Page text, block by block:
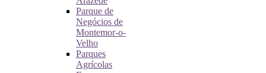
Parque de
Negócios de
Montemor-o-
Velho
Parques
Agrícolas